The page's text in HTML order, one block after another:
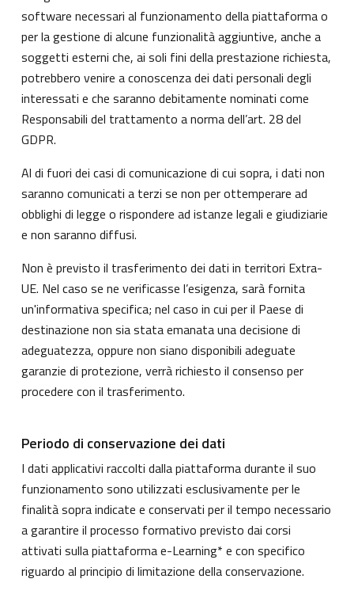
software necessari al funzionamento della piattaforma o
per la gestione di alcune funzionalità aggiuntive, anche a
soggetti esterni che, ai soli fini della prestazione richiesta,
potrebbero venire a conoscenza dei dati personali degli
interessati e che saranno debitamente nominati come
Responsabili del trattamento a norma dell’art. 28 del
GDPR.
Al di fuori dei casi di comunicazione di cui sopra, i dati non
saranno comunicati a terzi se non per ottemperare ad
obblighi di legge o rispondere ad istanze legali e giudiziarie
e non saranno diffusi.
Non è previsto il trasferimento dei dati in territori Extra-
UE. Nel caso se ne verificasse l’esigenza, sarà fornita
un'informativa specifica; nel caso in cui per il Paese di
destinazione non sia stata emanata una decisione di
adeguatezza, oppure non siano disponibili adeguate
garanzie di protezione, verrà richiesto il consenso per
procedere con il trasferimento.
Periodo di conservazione dei dati
I dati applicativi raccolti dalla piattaforma durante il suo
funzionamento sono utilizzati esclusivamente per le
finalità sopra indicate e conservati per il tempo necessario
a garantire il processo formativo previsto dai corsi
attivati sulla piattaforma e-Learning* e con specifico
riguardo al principio di limitazione della conservazione.